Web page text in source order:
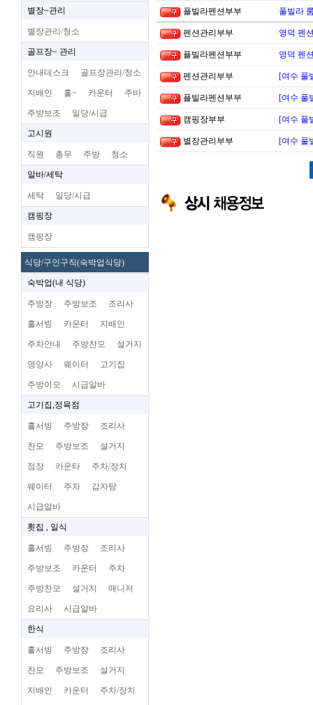
별장~관리
별장관리/청소
골프장~ 관리
안내데스크 골프장관리/청소
지배인 홀~ 카운터 주바
주방보조 일당/시급
고시원
직원 총무 주방 청소
알바/세탁
세탁 일당/시급
캠핑장
캠핑장
식당/구인구직(숙박업식당)
숙박업(내 식당)
주방장 주방보조 조리사
홀서빙 카운터 지배인
주차안내 주방찬모 설거지
영양사 웨이터 고기집
주방이모 시급알바
고기집,정육점
홀서빙 주방장 조리사
찬모 주방보조 설거지
점장 카운타 주차/장치
웨이터 주차 감자탕
시급알바
횟집 , 일식
홀서빙 주방장 조리사
주방보조 카운터 주차
주방찬모 설거지 매니저
요리사 시급알바
한식
홀서빙 주방장 조리사
찬모 주방보조 설거지
지배인 카운터 주차/장치
플빌라펜션부부 풀빌라
펜션관리부부 영덕 펜
플빌라펜션부부 영덕 펜
펜션관리부부 [여수 풀
플빌라펜션부부 [여수 풀
캠핑장부부 [여수 풀
별장관리부부 [여수 풀